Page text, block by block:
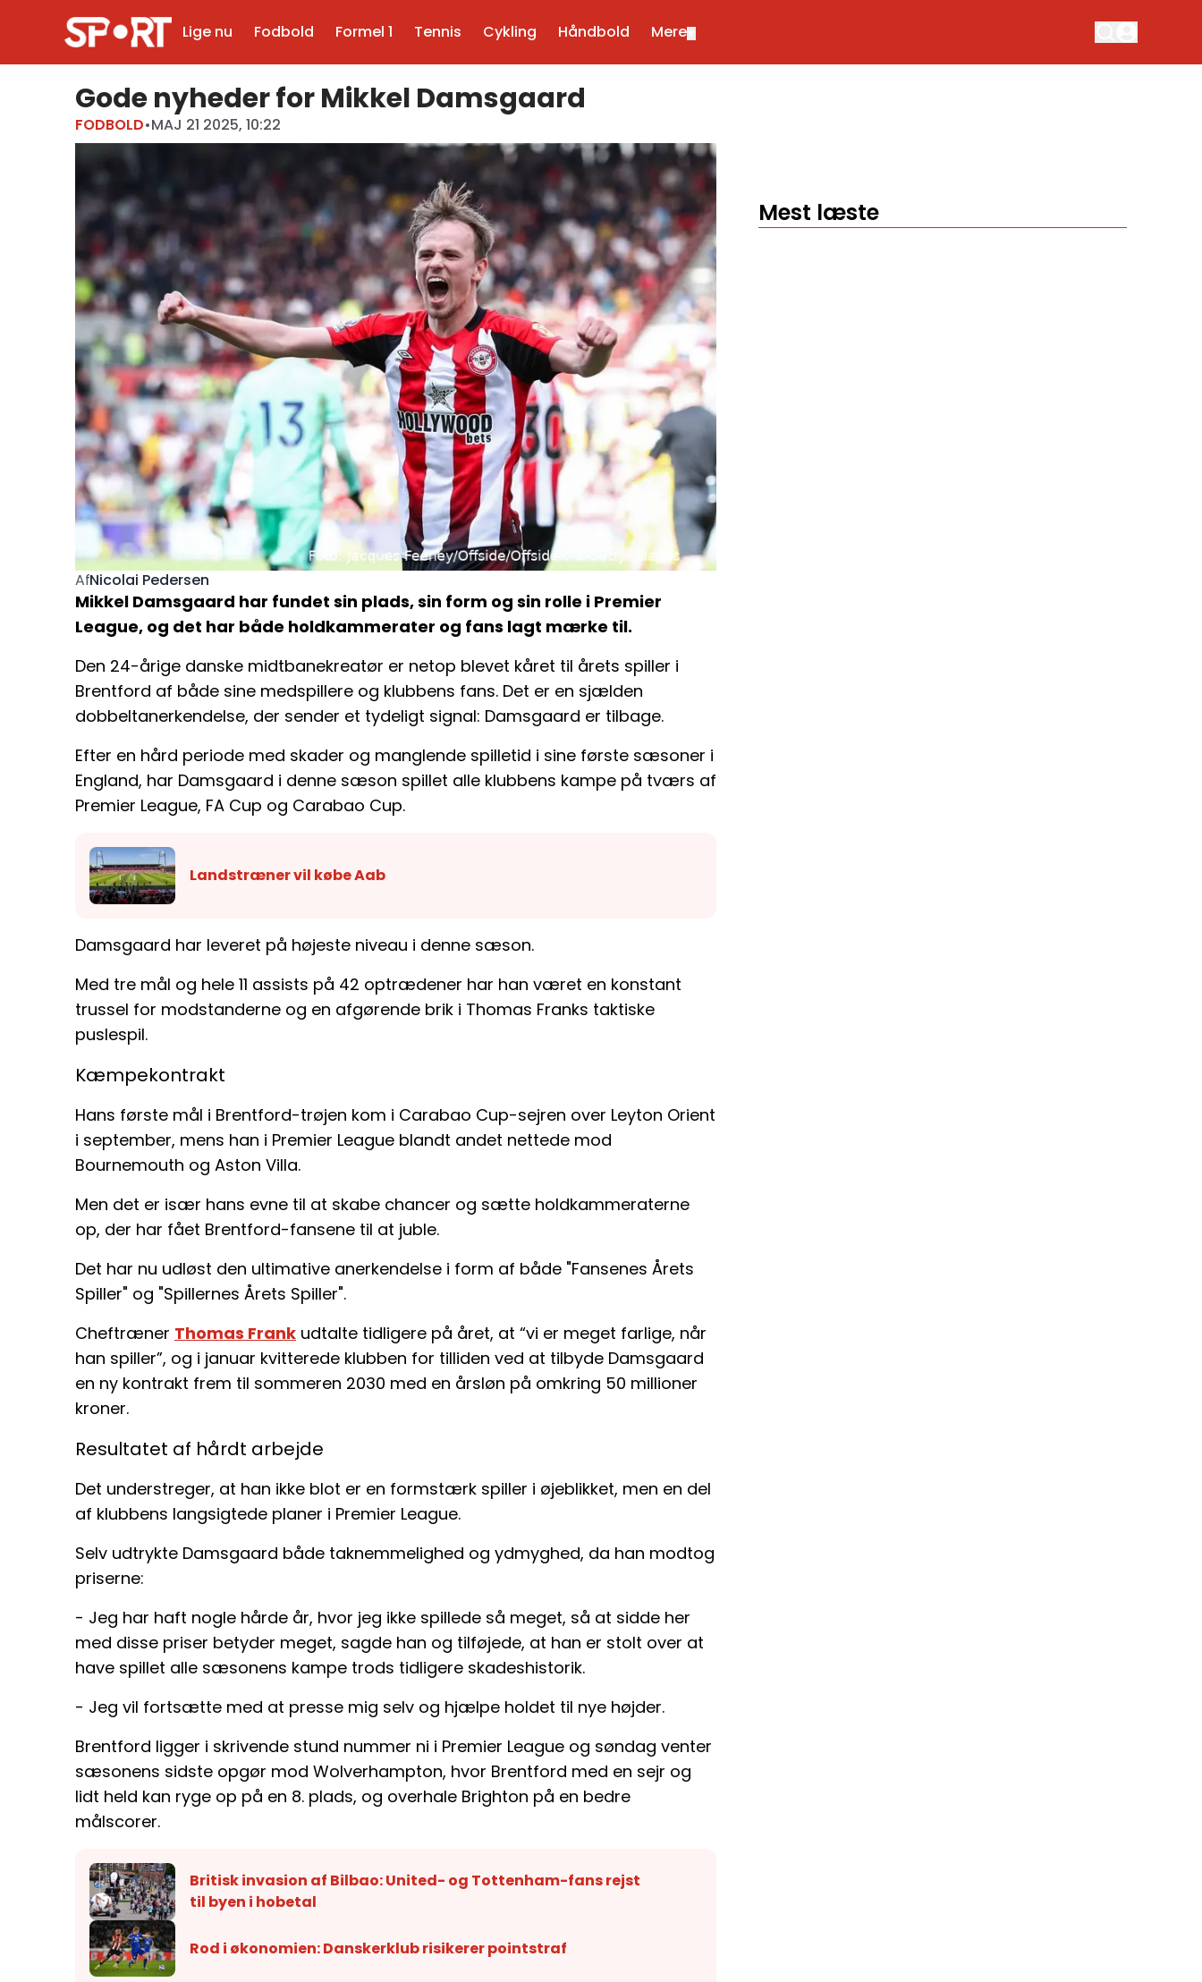
Lige nu Fodbold Formel 1 Tennis Cykling Håndbold Mere
Gode nyheder for Mikkel Damsgaard
FODBOLD•MAJ 21 2025, 10:22
AfNicolai Pedersen
Mikkel Damsgaard har fundet sin plads, sin form og sin rolle i Premier
League, og det har både holdkammerater og fans lagt mærke til.
Den 24-årige danske midtbanekreatør er netop blevet kåret til årets spiller i
Brentford af både sine medspillere og klubbens fans. Det er en sjælden
dobbeltanerkendelse, der sender et tydeligt signal: Damsgaard er tilbage.
Efter en hård periode med skader og manglende spilletid i sine første sæsoner i
England, har Damsgaard i denne sæson spillet alle klubbens kampe på tværs af
Premier League, FA Cup og Carabao Cup.
Landstræner vil købe Aab
Damsgaard har leveret på højeste niveau i denne sæson.
Med tre mål og hele 11 assists på 42 optrædener har han været en konstant
trussel for modstanderne og en afgørende brik i Thomas Franks taktiske
puslespil.
Kæmpekontrakt
Hans første mål i Brentford-trøjen kom i Carabao Cup-sejren over Leyton Orient
i september, mens han i Premier League blandt andet nettede mod
Bournemouth og Aston Villa.
Men det er især hans evne til at skabe chancer og sætte holdkammeraterne
op, der har fået Brentford-fansene til at juble.
Det har nu udløst den ultimative anerkendelse i form af både "Fansenes Årets
Spiller" og "Spillernes Årets Spiller".
Cheftræner Thomas Frank udtalte tidligere på året, at “vi er meget farlige, når
han spiller”, og i januar kvitterede klubben for tilliden ved at tilbyde Damsgaard
en ny kontrakt frem til sommeren 2030 med en årsløn på omkring 50 millioner
kroner.
Resultatet af hårdt arbejde
Det understreger, at han ikke blot er en formstærk spiller i øjeblikket, men en del
af klubbens langsigtede planer i Premier League.
Selv udtrykte Damsgaard både taknemmelighed og ydmyghed, da han modtog
priserne:
- Jeg har haft nogle hårde år, hvor jeg ikke spillede så meget, så at sidde her
med disse priser betyder meget, sagde han og tilføjede, at han er stolt over at
have spillet alle sæsonens kampe trods tidligere skadeshistorik.
- Jeg vil fortsætte med at presse mig selv og hjælpe holdet til nye højder.
Brentford ligger i skrivende stund nummer ni i Premier League og søndag venter
sæsonens sidste opgør mod Wolverhampton, hvor Brentford med en sejr og
lidt held kan ryge op på en 8. plads, og overhale Brighton på en bedre
målscorer.
Britisk invasion af Bilbao: United- og Tottenham-fans rejst
til byen i hobetal
Rod i økonomien: Danskerklub risikerer pointstraf
Mest læste